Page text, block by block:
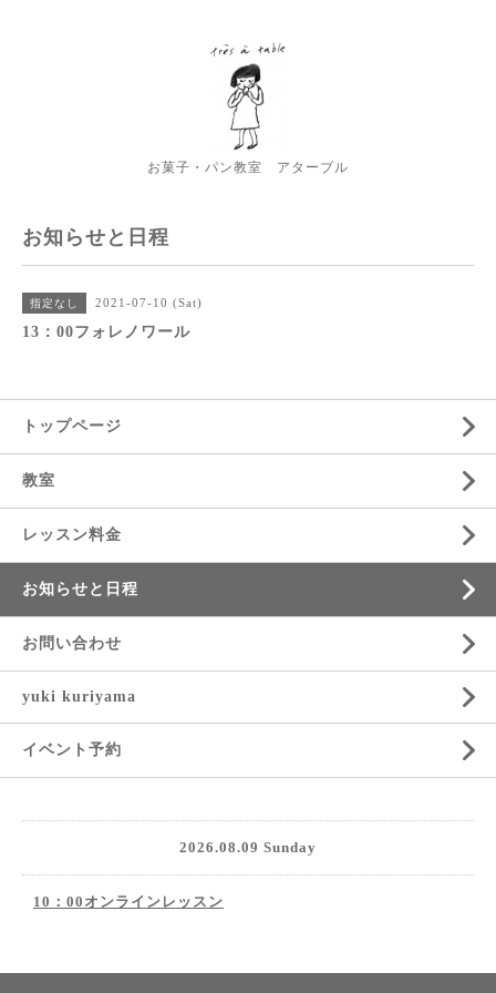
お菓子・パン教室 アターブル
お知らせと日程
指定なし 2021-07-10 (Sat)
13：00フォレノワール
トップページ
教室
レッスン料金
お知らせと日程
お問い合わせ
yuki kuriyama
イベント予約
2026.08.09 Sunday
10：00オンラインレッスン